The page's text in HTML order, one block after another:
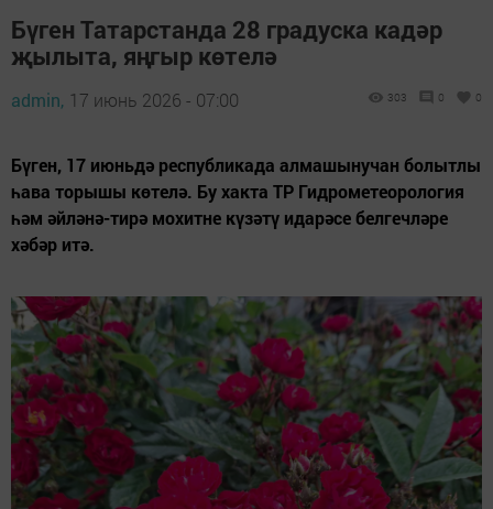
Бүген Татарстанда 28 градуска кадәр
җылыта, яңгыр көтелә
admin, 17 июнь 2026 - 07:00 303 0 0
Бүген, 17 июньдә республикада алмашынучан болытлы
һава торышы көтелә. Бу хакта ТР Гидрометеорология
һәм әйләнә-тирә мохитне күзәтү идарәсе белгечләре
хәбәр итә.